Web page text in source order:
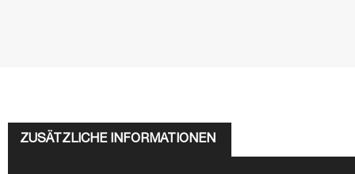
ZUSÄTZLICHE INFORMATIONEN